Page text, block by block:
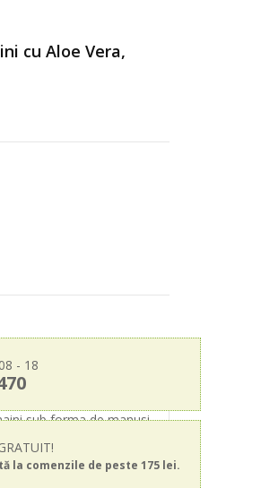
cu Aloe Vera,
- 18
la comenzile de peste 175 lei.
sub forma de manusi